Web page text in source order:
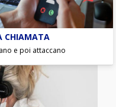
in uso.
CHIAMATA
e poi attaccano